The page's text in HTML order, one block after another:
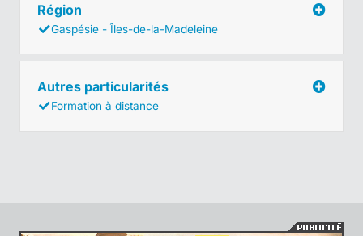
Région
Gaspésie - Îles-de-la-Madeleine
Autres particularités
Formation à distance